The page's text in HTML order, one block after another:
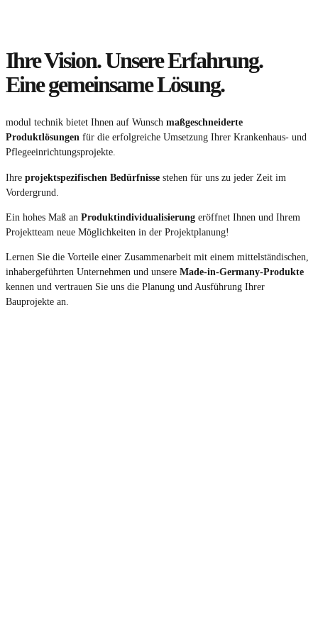
Ihre Vision. Unsere Erfahrung.
Eine gemeinsame Lösung.
modul technik bietet Ihnen auf Wunsch maßgeschneiderte
Produktlösungen für die erfolgreiche Umsetzung Ihrer Krankenhaus- und
Pflegeeinrichtungsprojekte.
Ihre projektspezifischen Bedürfnisse stehen für uns zu jeder Zeit im
Vordergrund.
Ein hohes Maß an Produktindividualisierung eröffnet Ihnen und Ihrem
Projektteam neue Möglichkeiten in der Projektplanung!
Lernen Sie die Vorteile einer Zusammenarbeit mit einem mittelständischen,
inhabergeführten Unternehmen und unsere Made-in-Germany-Produkte
kennen und vertrauen Sie uns die Planung und Ausführung Ihrer
Bauprojekte an.